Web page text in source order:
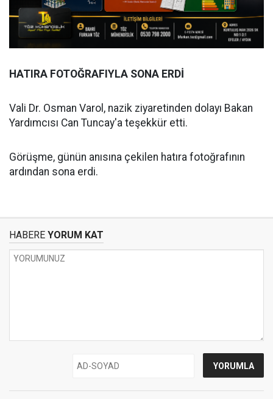
HATIRA FOTOĞRAFIYLA SONA ERDİ
Vali Dr. Osman Varol, nazik ziyaretinden dolayı Bakan
Yardımcısı Can Tuncay'a teşekkür etti.
Görüşme, günün anısına çekilen hatıra fotoğrafının
ardından sona erdi.
HABERE YORUM KAT